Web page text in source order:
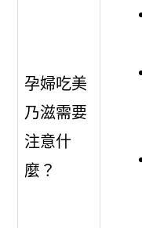
孕婦吃美
乃滋需要
注意什
麼？